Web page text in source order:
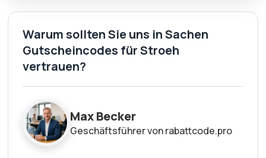
Warum sollten Sie uns in Sachen
Gutscheincodes für Stroeh
vertrauen?
Max Becker
Geschäftsführer von rabattcode.pro